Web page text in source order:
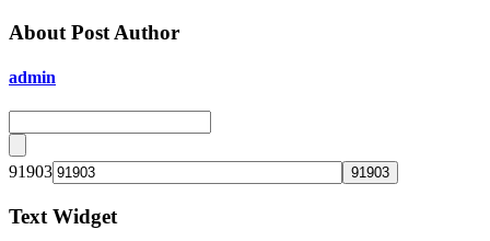
About Post Author
admin
91903
Text Widget